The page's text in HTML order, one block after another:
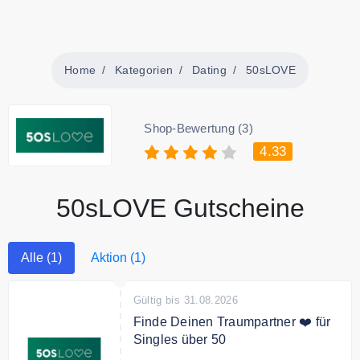
Home Kategorien Dating 50sLOVE
Shop-Bewertung (3)
4.33
50sLOVE Gutscheine
Alle (1) Aktion (1)
Gültig bis 31.08.2026
Finde Deinen Traumpartner ❤️ für
Singles über 50